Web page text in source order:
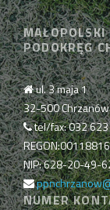
PODOKRĘG
ul. 3 maja 1
32-500 Chrzanów
tel/fax: 032
NIP: 628-20-49-
NUMER